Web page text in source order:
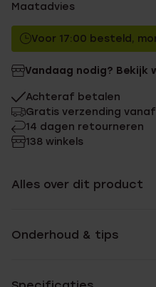
Maatadvies
Voor 17:00 besteld,
Vandaag nodig? Bekijk
Achteraf betalen
Gratis verzending
14 dagen retourneren
138 winkels
Alles over dit product
Onderhoud & tips